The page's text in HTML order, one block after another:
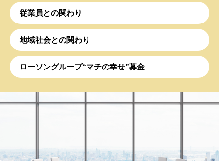
従業員との関わり
地域社会との関わり
ローソングループ“マチの幸せ”募金